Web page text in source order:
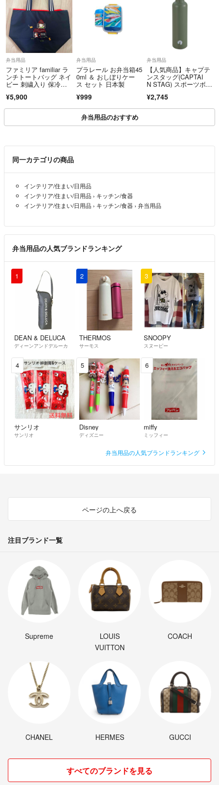
弁当用品
ファミリア familiar ラ
ンチトートバッグ ネイ
ビー 刺繍入り 保冷バ
¥5,900
弁当用品
プラレール お弁当箱45
0ml ＆ おしぼりケー
ス セット 日本製
¥999
弁当用品
【人気商品】キャプテ
ンスタッグ(CAPTAI
N STAG) スポーツボト
¥2,745
弁当用品のおすすめ
同一カテゴリの商品
インテリア/住まい/日用品
インテリア/住まい/日用品 › キッチン/食器
インテリア/住まい/日用品 › キッチン/食器 › 弁当用品
弁当用品の人気ブランドランキング
1
DEAN & DELUCA
ディーンアンドデルーカ
2
THERMOS
サーモス
3
SNOOPY
スヌーピー
4
サンリオ
サンリオ
5
Disney
ディズニー
6
miffy
ミッフィー
弁当用品の人気ブランドランキング
ページの上へ戻る
注目ブランド一覧
Supreme
LOUIS
VUITTON
COACH
CHANEL HERMES GUCCI
すべてのブランドを見る